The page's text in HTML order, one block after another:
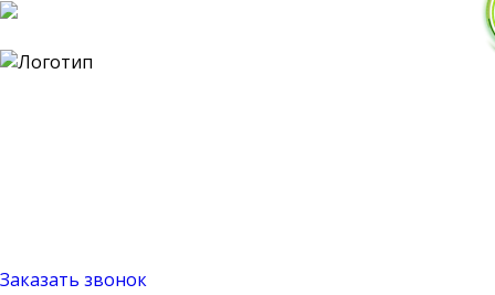
Заказать звонок